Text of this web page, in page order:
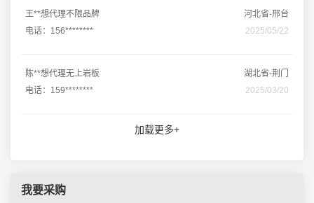
王**想代理不限品牌
河北省-邢台
电话：156********
2025/05/22
陈**想代理无上岩板
湖北省-荆门
电话：159********
2025/03/20
加载更多+
我要采购